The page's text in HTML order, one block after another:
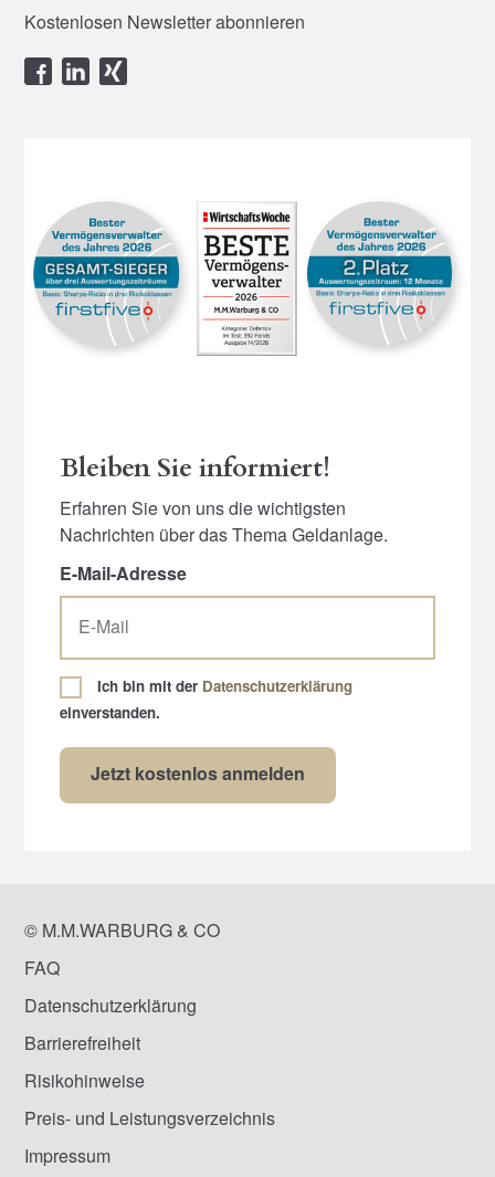
Kostenlosen Newsletter abonnieren
Bleiben Sie informiert!
Erfahren Sie von uns die wichtigsten
Nachrichten über das Thema Geldanlage.
E-Mail-Adresse
Ich bin mit der Datenschutzerklärung
einverstanden.
© M.M.WARBURG & CO
FAQ
Datenschutzerklärung
Barrierefreiheit
Risikohinweise
Preis- und Leistungsverzeichnis
Impressum